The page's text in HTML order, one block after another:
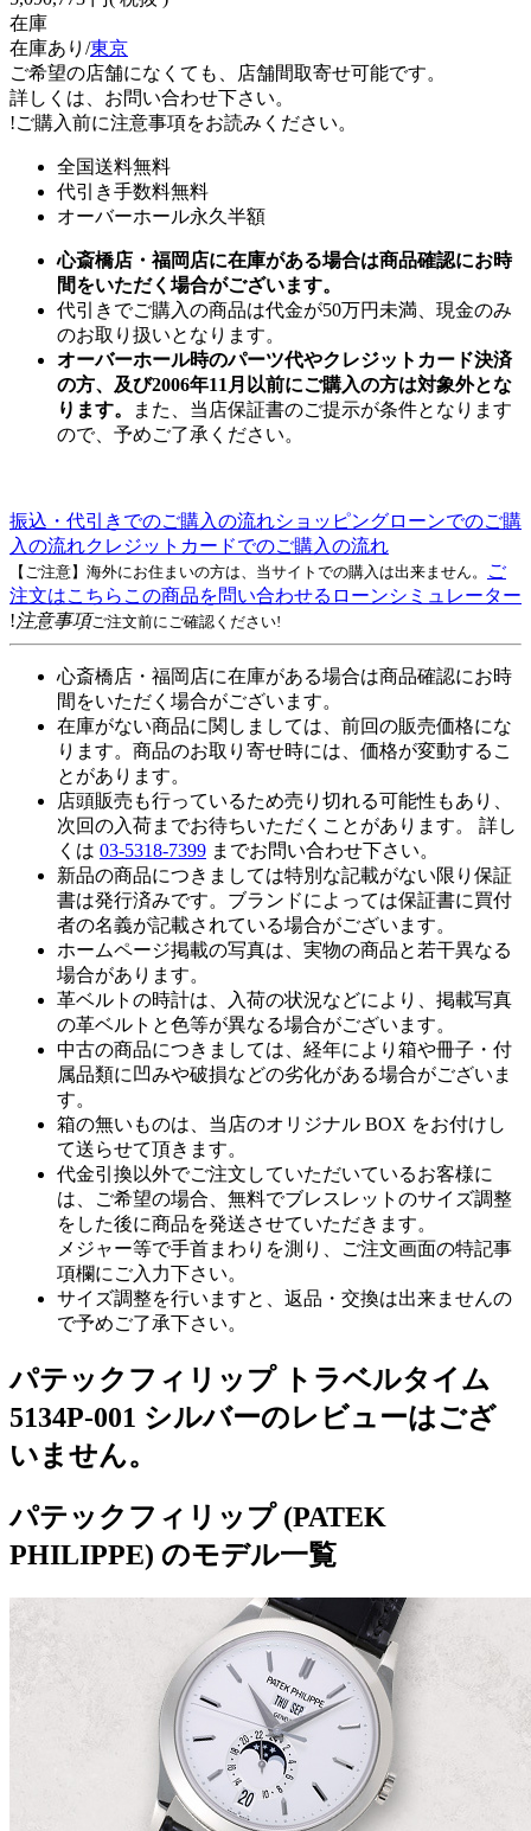
在庫
在庫あり/東京
ご希望の店舗になくても、店舗間取寄せ可能です。
詳しくは、お問い合わせ下さい。
!ご購入前に注意事項をお読みください。
全国送料無料
代引き手数料無料
オーバーホール永久半額
心斎橋店・福岡店に在庫がある場合は商品確認にお時
間をいただく場合がございます。
代引きでご購入の商品は代金が50万円未満、現金のみ
のお取り扱いとなります。
オーバーホール時のパーツ代やクレジットカード決済
の方、及び2006年11月以前にご購入の方は対象外とな
ります。
また、当店保証書のご提示が条件となります
ので、予めご了承ください。
振込・代引きでのご購入の流れショッピングローンでのご購
入の流れクレジットカードでのご購入の流れ
【ご注意】海外にお住まいの方は、当サイトでの購入は出来ません。
ご
注文はこちら この商品を問い合わせる ローンシミュレーター
!注意事項ご注文前にご確認ください!
心斎橋店・福岡店に在庫がある場合は商品確認にお時
間をいただく場合がございます。
在庫がない商品に関しましては、前回の販売価格にな
ります。商品のお取り寄せ時には、価格が変動するこ
とがあります。
店頭販売も行っているため売り切れる可能性もあり、
次回の入荷までお待ちいただくことがあります。 詳し
くは 03-5318-7399 までお問い合わせ下さい。
新品の商品につきましては特別な記載がない限り保証
書は発行済みです。ブランドによっては保証書に買付
者の名義が記載されている場合がございます。
ホームページ掲載の写真は、実物の商品と若干異なる
場合があります。
革ベルトの時計は、入荷の状況などにより、掲載写真
の革ベルトと色等が異なる場合がございます。
中古の商品につきましては、経年により箱や冊子・付
属品類に凹みや破損などの劣化がある場合がございま
す。
箱の無いものは、当店のオリジナル BOX をお付けし
て送らせて頂きます。
代金引換以外でご注文していただいているお客様に
は、ご希望の場合、無料でブレスレットのサイズ調整
をした後に商品を発送させていただきます。
メジャー等で手首まわりを測り、ご注文画面の特記事
項欄にご入力下さい。
サイズ調整を行いますと、返品・交換は出来ませんの
で予めご了承下さい。
パテックフィリップ トラベルタイム
5134P-001 シルバーのレビューはござ
いません。
パテックフィリップ (PATEK
PHILIPPE) のモデル一覧